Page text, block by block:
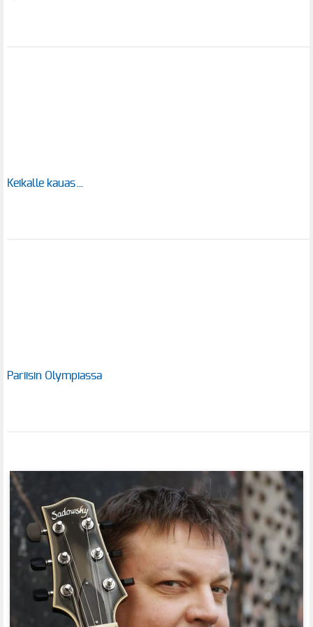
Keikalle kauas…
Pariisin Olympiassa